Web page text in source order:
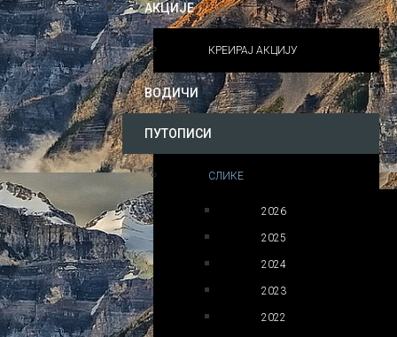
АКЦИЈЕ
КРЕИРАЈ АКЦИЈУ
ВОДИЧИ
ПУТОПИСИ
СЛИКЕ
2026
2025
2024
2023
2022